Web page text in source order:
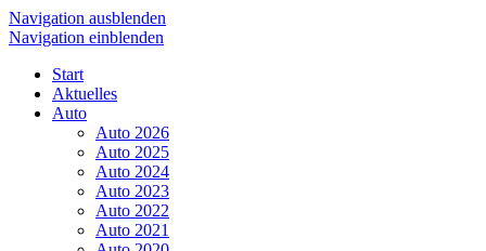
Navigation ausblenden
Navigation einblenden
Start
Aktuelles
Auto
Auto 2026
Auto 2025
Auto 2024
Auto 2023
Auto 2022
Auto 2021